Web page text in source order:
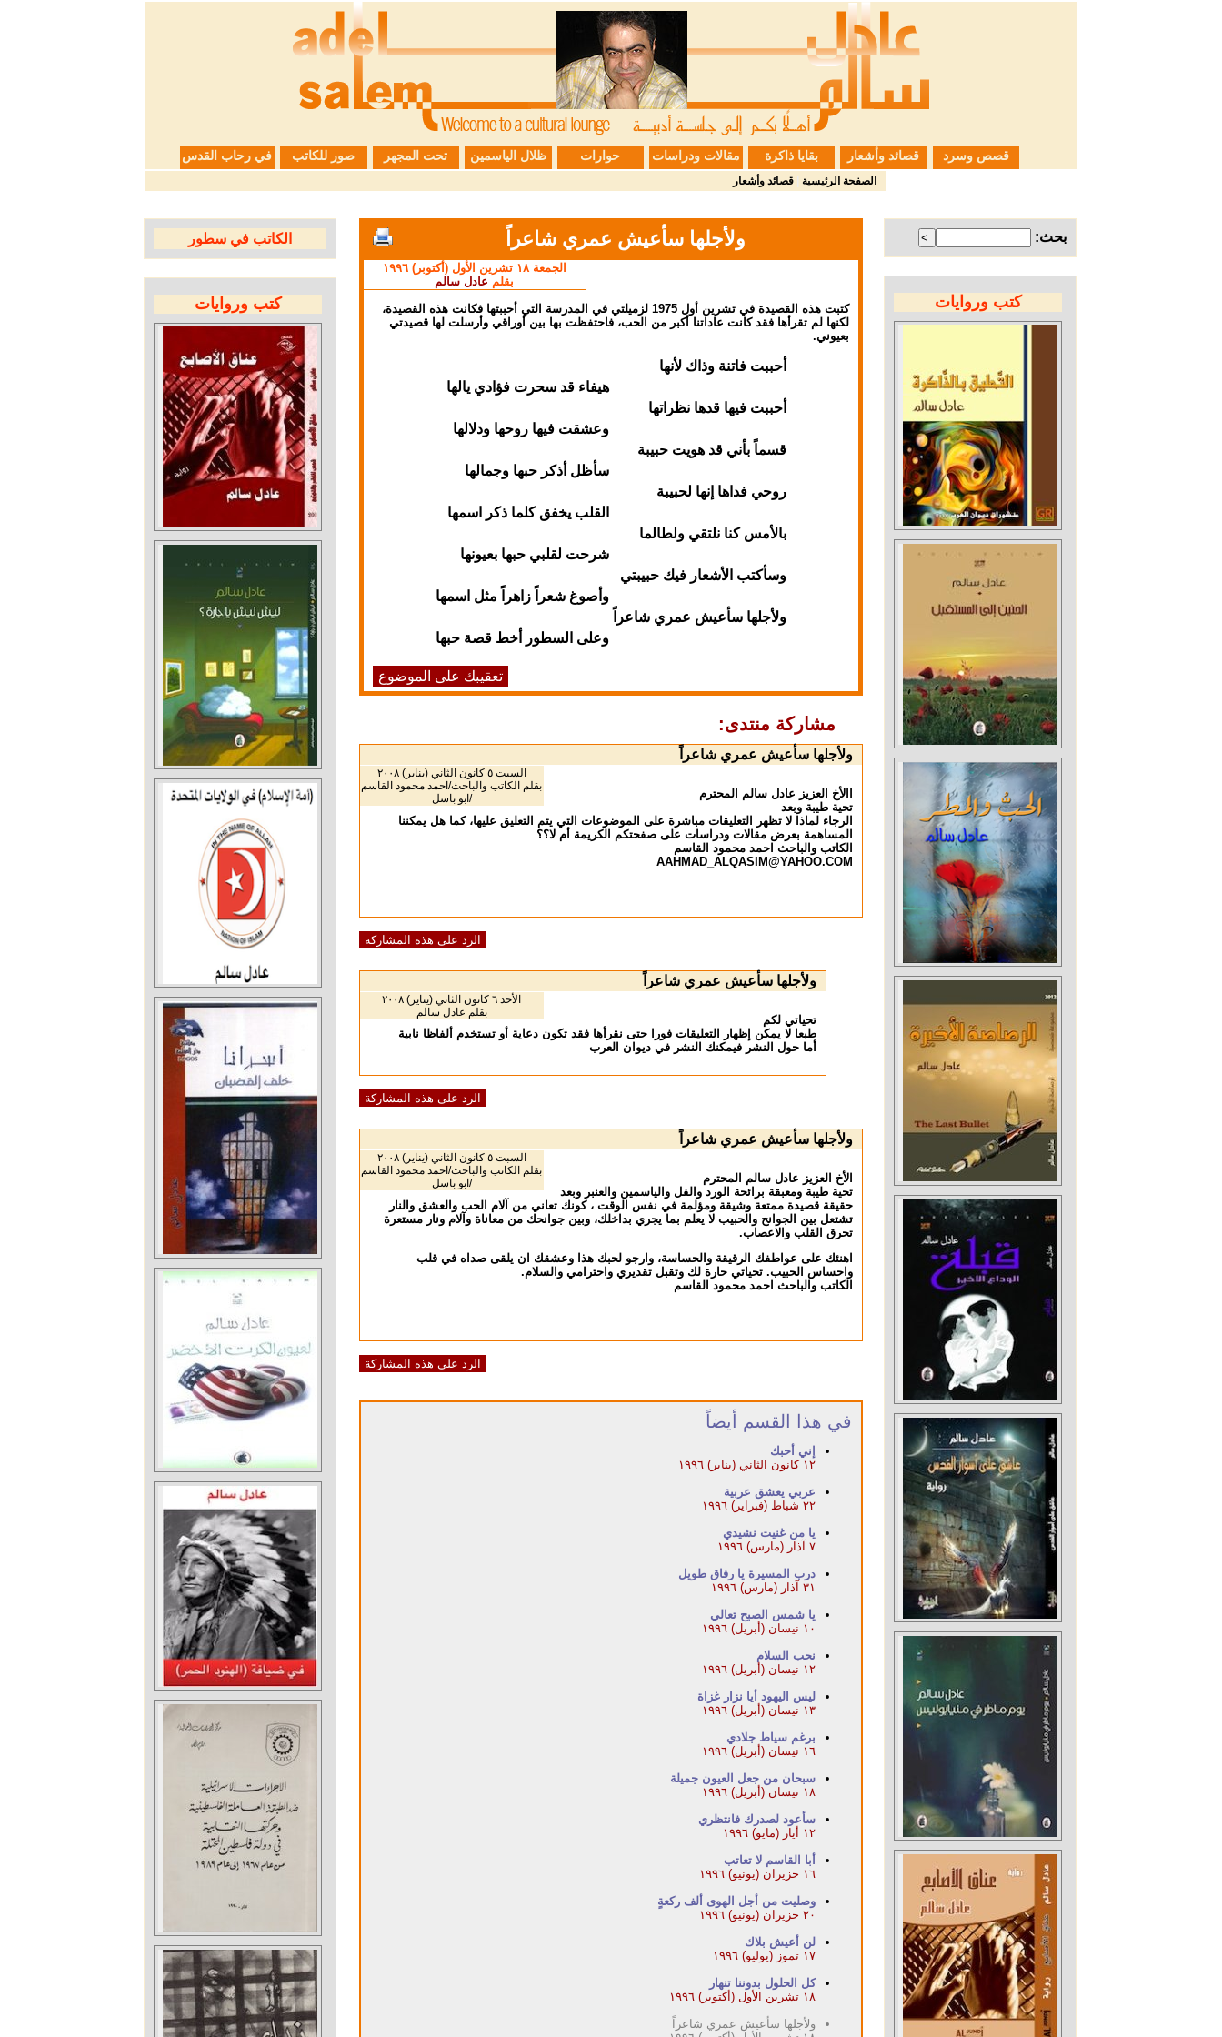
قصص وسرد قصائد وأشعار بقايا ذاكرة مقالات ودراسات حوارات ظلال الياسمين تحت المجهر صور للكاتب في رحاب القدس
الصفحة الرئيسية قصائد وأشعار
بحث:
كتب وروايات
الكاتب في سطور
كتب وروايات
ولأجلها سأعيش عمري شاعراً
الجمعة ١٨ تشرين الأول (أكتوبر) ١٩٩٦
بقلم عادل سالم
كتبت هذه القصيدة في تشرين أول 1975 لزميلتي في المدرسة التي أحببتها فكانت هذه القصيدة،
لكنها لم تقرأها فقد كانت عاداتنا أكبر من الحب، فاحتفظت بها بين أوراقي وأرسلت لها قصيدتي
بعيوني.
أحببت فاتنة وذاك لأنها
هيفاء قد سحرت فؤادي يالها
أحببت فيها قدها نظراتها
وعشقت فيها روحها ودلالها
قسماً بأني قد هويت حبيبة
سأظل أذكر حبها وجمالها
روحي فداها إنها لحبيبة
القلب يخفق كلما ذكر اسمها
بالأمس كنا نلتقي ولطالما
شرحت لقلبي حبها بعيونها
وسأكتب الأشعار فيك حبيبتي
وأصوغ شعراً زاهراً مثل اسمها
ولأجلها سأعيش عمري شاعراً
وعلى السطور أخط قصة حبها
تعقيبك على الموضوع
مشاركة منتدى:
ولأجلها سأعيش عمري شاعراً
السبت ٥ كانون الثاني (يناير) ٢٠٠٨
بقلم الكاتب والباحث/احمد محمود القاسم
/ابو باسل
االأخ العزيز عادل سالم المحترم
تحية طيبة وبعد
الرجاء لماذا لا تظهر التعليقات مباشرة على الموضوعات التي يتم التعليق عليها، كما هل يمكننا
المساهمة بعرض مقالات ودراسات على صفحتكم الكريمة أم لا؟؟
الكاتب والباحث احمد محمود القاسم
AAHMAD_ALQASIM@YAHOO.COM
الرد على هذه المشاركة
ولأجلها سأعيش عمري شاعراً
الأحد ٦ كانون الثاني (يناير) ٢٠٠٨
بقلم عادل سالم
تحياتي لكم
طبعا لا يمكن إظهار التعليقات فورا حتى نقرأها فقد تكون دعاية أو تستخدم ألفاظا نابية
أما حول النشر فيمكنك النشر في ديوان العرب
الرد على هذه المشاركة
ولأجلها سأعيش عمري شاعراً
السبت ٥ كانون الثاني (يناير) ٢٠٠٨
بقلم الكاتب والباحث/احمد محمود القاسم
/ابو باسل
الأخ العزيز عادل سالم المحترم
تحية طيبة ومعبقة برائحة الورد والفل والياسمين والعنبر وبعد
حقيقة قصيدة ممتعة وشيقة ومؤلمة في نفس الوقت ، كونك تعاني من آلام الحب والعشق والنار
تشتعل بين الجوانح والحبيب لا يعلم بما يجري بداخلك، وبين جوانحك من معاناة وآلام ونار مستعرة
تحرق القلب والاعصاب.
اهنئك على عواطفك الرقيقة والحساسة، وارجو لحبك هذا وعشقك ان يلقى صداه في قلب
واحساس الحبيب. تحياتي حارة لك وتقبل تقديري واحترامي والسلام.
الكاتب والباحث احمد محمود القاسم
الرد على هذه المشاركة
في هذا القسم أيضاً
إني أحبك
١٢ كانون الثاني (يناير) ١٩٩٦
عربي يعشق عربية
٢٢ شباط (فبراير) ١٩٩٦
يا من غنيت نشيدي
٧ آذار (مارس) ١٩٩٦
درب المسيرة يا رفاق طويل
٣١ آذار (مارس) ١٩٩٦
يا شمس الصبح تعالي
١٠ نيسان (أبريل) ١٩٩٦
نحب السلام
١٢ نيسان (أبريل) ١٩٩٦
ليس اليهود أيا نزار غزاة
١٣ نيسان (أبريل) ١٩٩٦
برغم سياط جلادي
١٦ نيسان (أبريل) ١٩٩٦
سبحان من جعل العيون جميلة
١٨ نيسان (أبريل) ١٩٩٦
سأعود لصدرك فانتظري
١٢ أيار (مايو) ١٩٩٦
أبا القاسم لا تعاتب
١٦ حزيران (يونيو) ١٩٩٦
وصليت من أجل الهوى ألف ركعةٍ
٢٠ حزيران (يونيو) ١٩٩٦
لن أعيش بلاك
١٧ تموز (يوليو) ١٩٩٦
كل الحلول بدوننا تنهار
١٨ تشرين الأول (أكتوبر) ١٩٩٦
ولأجلها سأعيش عمري شاعراً